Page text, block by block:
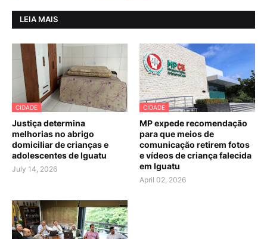
LEIA MAIS
CIDADE
Justiça determina
melhorias no abrigo
domiciliar de crianças e
adolescentes de Iguatu
July 14, 2026
CIDADE
MP expede recomendação
para que meios de
comunicação retirem fotos
e vídeos de criança falecida
em Iguatu
April 02, 2026